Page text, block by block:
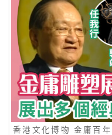
香港文化博物 金庸百